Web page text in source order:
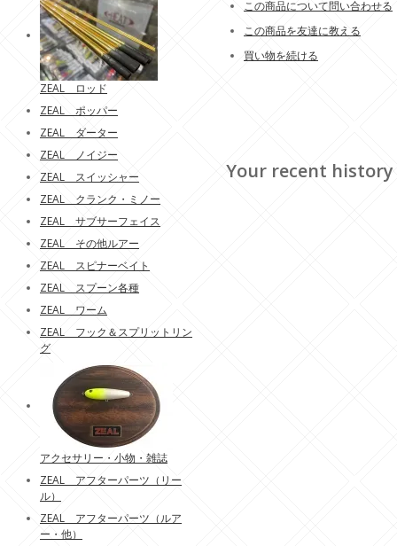
この商品について問い合わせる
この商品を友達に教える
買い物を続ける
Your recent history
ZEAL ロッド
ZEAL ポッパー
ZEAL ダーター
ZEAL ノイジー
ZEAL スイッシャー
ZEAL クランク・ミノー
ZEAL サブサーフェイス
ZEAL その他ルアー
ZEAL スピナーベイト
ZEAL スプーン各種
ZEAL ワーム
ZEAL フック＆スプリットリン
グ
アクセサリー・小物・雑誌
ZEAL アフターパーツ（リー
ル）
ZEAL アフターパーツ（ルア
ー・他）